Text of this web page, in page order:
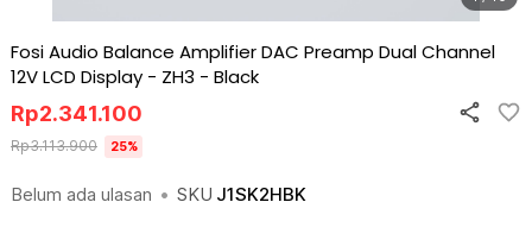
Fosi Audio Balance Amplifier DAC Preamp Dual Channel
12V LCD Display - ZH3 - Black
Belum ada ulasan • SKU J1SK2HBK
Rp2.341.100
Rp3.113.900 25%